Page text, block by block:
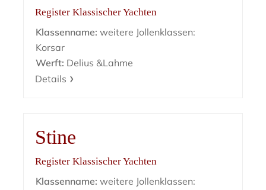
Register Klassischer Yachten
Klassenname: weitere Jollenklassen:
Korsar
Werft: Delius &Lahme
Details
Stine
Register Klassischer Yachten
Klassenname: weitere Jollenklassen: